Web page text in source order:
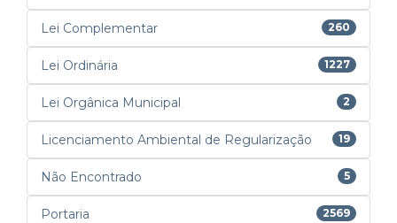
Lei Complementar 260
Lei Ordinária 1227
Lei Orgânica Municipal 2
Licenciamento Ambiental de Regularização 19
Não Encontrado 5
Portaria 2569